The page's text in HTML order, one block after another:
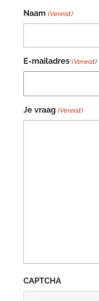
Naam (Vereist)
E-mailadres (Vereist)
Je vraag (Vereist)
CAPTCHA